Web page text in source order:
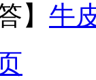
】 牛